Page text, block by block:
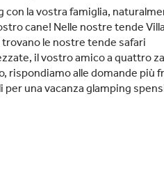
con la vostra famiglia,
cane! Nelle nostre tende
le nostre tende safari
il vostro amico a quattro
rispondiamo alle domande più
per una vacanza glamping